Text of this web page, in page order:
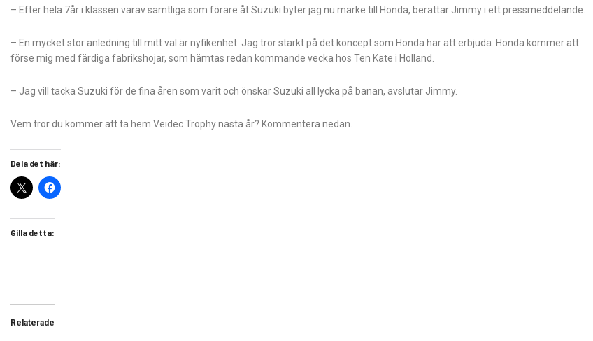
– Efter hela 7år i klassen varav samtliga som förare åt Suzuki byter jag nu märke till Honda, berättar Jimmy i ett pressmeddelande.
– En mycket stor anledning till mitt val är nyfikenhet. Jag tror starkt på det koncept som Honda har att erbjuda. Honda kommer att
förse mig med färdiga fabrikshojar, som hämtas redan kommande vecka hos Ten Kate i Holland.
– Jag vill tacka Suzuki för de fina åren som varit och önskar Suzuki all lycka på banan, avslutar Jimmy.
Vem tror du kommer att ta hem Veidec Trophy nästa år? Kommentera nedan.
Dela det här:
Gilla detta:
Relaterade